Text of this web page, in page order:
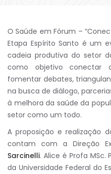
O Saúde em Fórum –
Etapa Espírito Santo é um
cadeia produtiva do setor
como objetivo conectar
fomentar debates,
na busca de diálogo,
à melhora da saúde da
setor como um todo.
A proposição e realização
contam com a Direção
Sarcinelli. Alice é Profa MSc.
da Universidade Federal do